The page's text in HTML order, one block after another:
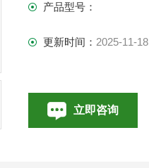
产品型号：
更新时间： 2025-11-18
立即咨询